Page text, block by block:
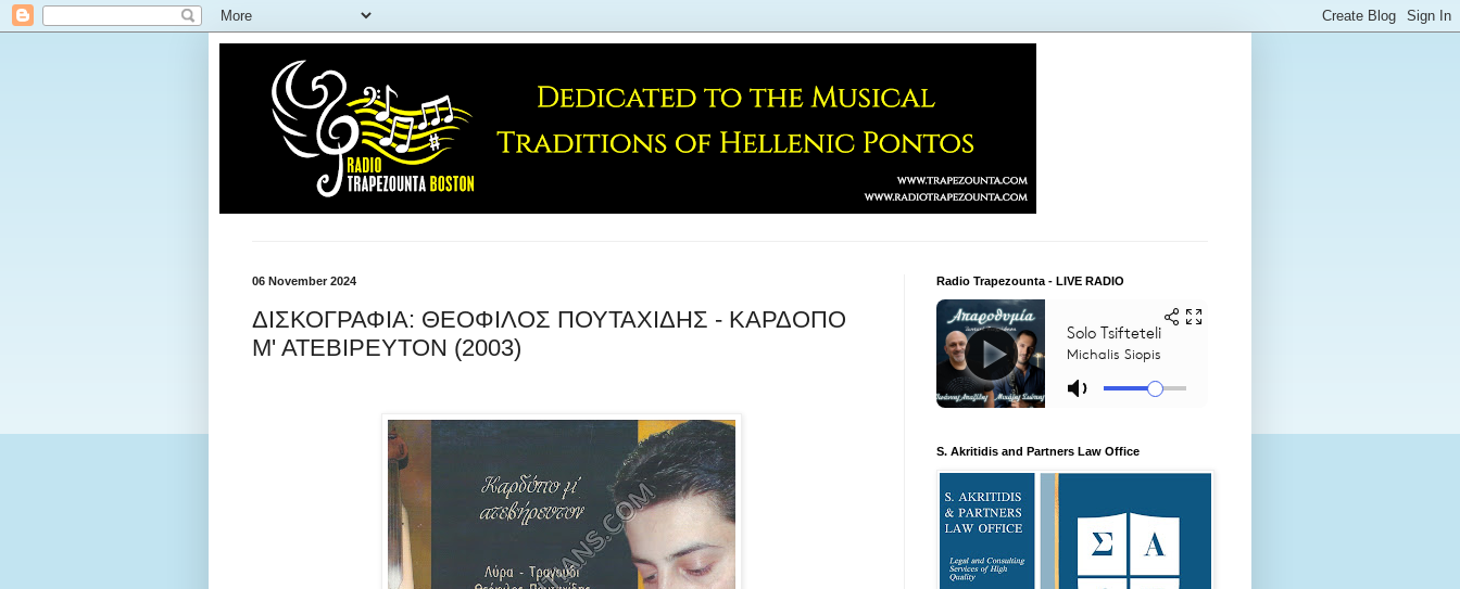
06 November 2024
ΔΙΣΚΟΓΡΑΦΙΑ: ΘΕΟΦΙΛΟΣ ΠΟΥΤΑΧΙΔΗΣ - ΚΑΡΔΟΠΟ
Μ' ΑΤΕΒΙΡΕΥΤΟΝ (2003)
Radio Trapezounta - LIVE RADIO
S. Akritidis and Partners Law Office